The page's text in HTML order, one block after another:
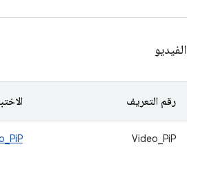
الفيديو
رقم التعريف
Video_PiP